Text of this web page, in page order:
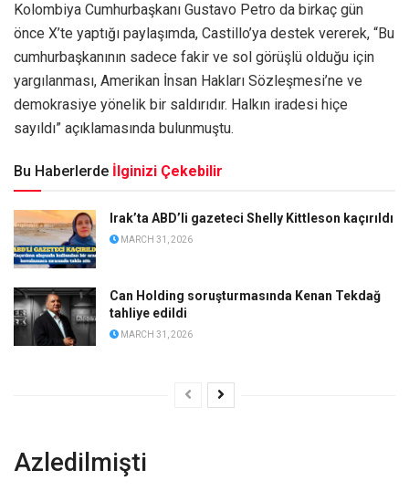
Kolombiya Cumhurbaşkanı Gustavo Petro da birkaç gün
önce X’te yaptığı paylaşımda, Castillo’ya destek vererek, “Bu
cumhurbaşkanının sadece fakir ve sol görüşlü olduğu için
yargılanması, Amerikan İnsan Hakları Sözleşmesi’ne ve
demokrasiye yönelik bir saldırıdır. Halkın iradesi hiçe
sayıldı” açıklamasında bulunmuştu.
Bu Haberlerde İlginizi Çekebilir
Irak’ta ABD’li gazeteci Shelly Kittleson kaçırıldı
MARCH 31, 2026
Can Holding soruşturmasında Kenan Tekdağ
tahliye edildi
MARCH 31, 2026
Azledilmişti